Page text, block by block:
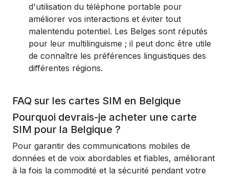
d'utilisation du téléphone portable pour
améliorer vos interactions et éviter tout
malentendu potentiel. Les Belges sont réputés
pour leur multilinguisme ; il peut donc être utile
de connaître les préférences linguistiques des
différentes régions.
FAQ sur les cartes SIM en Belgique
Pourquoi devrais-je acheter une carte
SIM pour la Belgique ?
Pour garantir des communications mobiles de
données et de voix abordables et fiables, améliorant
à la fois la commodité et la sécurité pendant votre